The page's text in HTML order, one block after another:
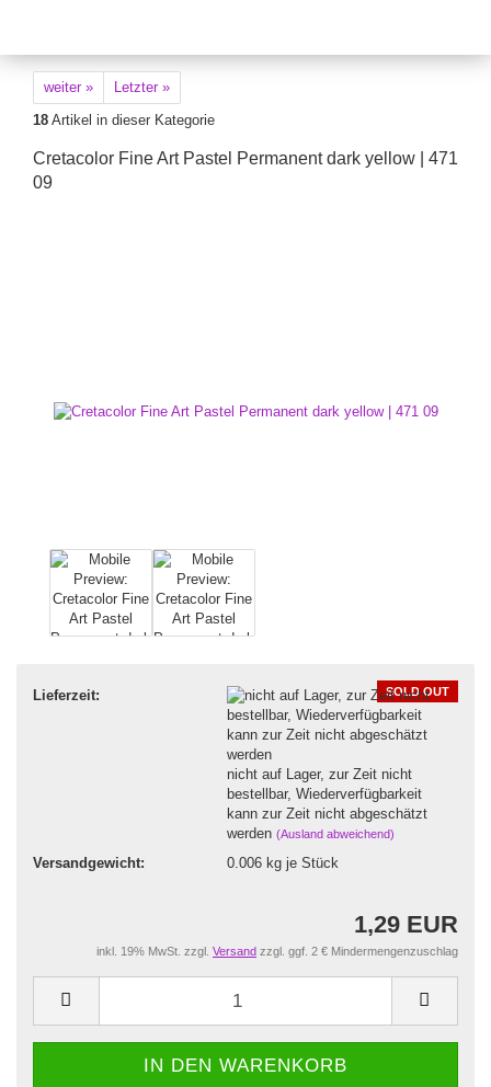
weiter »
Letzter »
18 Artikel in dieser Kategorie
Cretacolor Fine Art Pastel Permanent dark yellow | 471
09
SOLD OUT
Lieferzeit:
nicht auf Lager, zur Zeit nicht
bestellbar, Wiederverfügbarkeit
kann zur Zeit nicht abgeschätzt
werden (Ausland abweichend)
Versandgewicht: 0.006kg je Stück
1,29 EUR
inkl. 19% MwSt. zzgl. Versand zzgl. ggf. 2 € Mindermengenzuschlag